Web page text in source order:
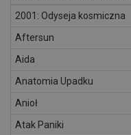
2001: Odyseja kosmiczna
Aftersun
Aida
Anatomia Upadku
Anioł
Atak Paniki